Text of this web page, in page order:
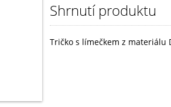
Shrnutí produktu
Tričko s límečkem z materiálu